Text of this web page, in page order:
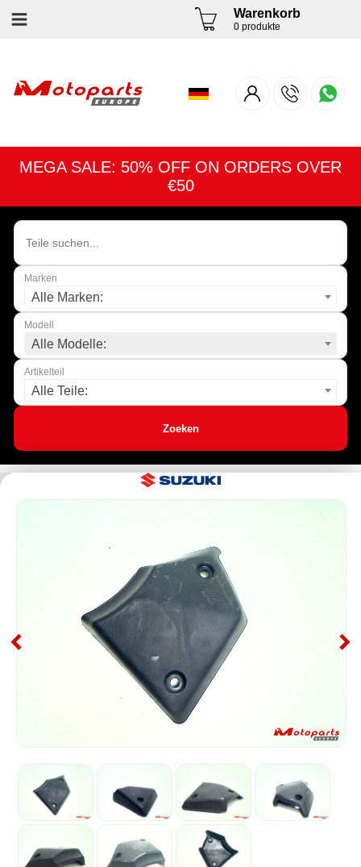
Warenkorb
0 produkte
MEGA SALE: 50% OFF ON ORDERS OVER
€50
Marken
Alle Marken:
Modell
Alle Modelle:
Artikelteil
Alle Teile:
Zoeken